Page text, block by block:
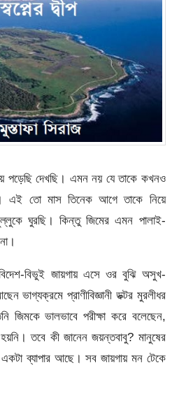
পড়েছি দেখছি। এমন নয় যে তাকে কখনও
এই তো মাস তিনেক আগে তাকে নিয়ে
মুল্লুকে ঘুরছি। কিন্তু জিমের এমন পালাই-
বিভুই জায়গায় এসে ওর বুঝি অসুখ-
ভাগ্যক্রমে প্রাণীবিজ্ঞানী ডক্টর মুরলীধর
জিমকে ভালভাবে পরীক্ষা করে বলেছেন,
তবে কী জানেন জয়ন্তবাবু? মানুষের
ব্যাপার আছে। সব জায়গায় মন টেকে